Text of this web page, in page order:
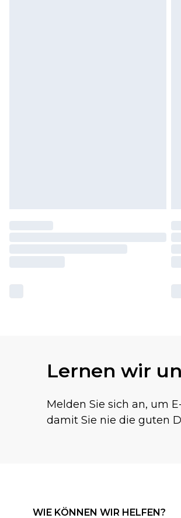
Lernen wir
Melden Sie sich an, um
damit Sie nie die guten
WIE KÖNNEN WIR HELFEN?